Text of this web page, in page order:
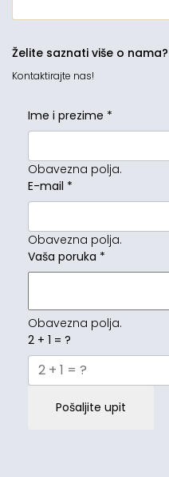
Želite saznati više o nama?
Kontaktirajte nas!
Ime i prezime *
Obavezna polja.
E-mail *
Obavezna polja.
Vaša poruka *
Obavezna polja.
2 + 1 = ?
Pošaljite upit